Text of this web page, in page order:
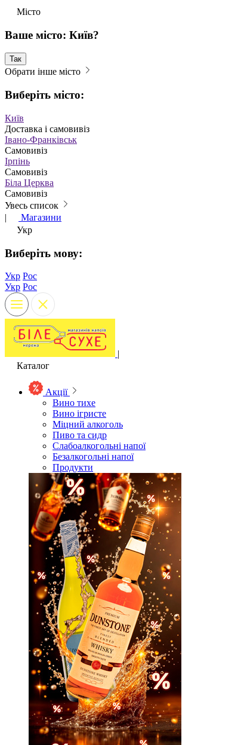
Місто
Ваше місто: Київ?
Так
Обрати інше місто
Виберіть місто:
Київ
Доставка і самовивіз
Івано-Франківськ
Самовивіз
Ірпінь
Самовивіз
Біла Церква
Самовивіз
Увесь список
|
Магазини
Укр
Виберіть мову:
Укр Рос
Укр Рос
|
Каталог
Акції
Вино тихе
Вино ігристе
Міцний алкоголь
Пиво та сидр
Слабоалкогольні напої
Безалкогольні напої
Продукти